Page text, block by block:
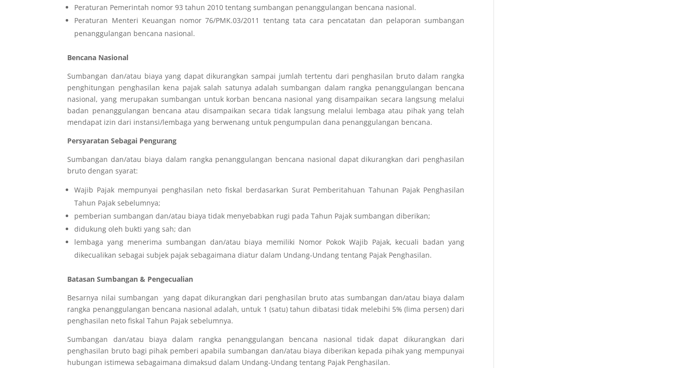
Peraturan Pemerintah nomor 93 tahun 2010 tentang sumbangan penanggulangan bencana nasional.
Peraturan Menteri Keuangan nomor 76/PMK.03/2011 tentang tata cara pencatatan dan pelaporan sumbangan
penanggulangan bencana nasional.
Bencana Nasional
Sumbangan dan/atau biaya yang dapat dikurangkan sampai jumlah tertentu dari penghasilan bruto dalam rangka
penghitungan penghasilan kena pajak salah satunya adalah sumbangan dalam rangka penanggulangan bencana
nasional, yang merupakan sumbangan untuk korban bencana nasional yang disampaikan secara langsung melalui
badan penanggulangan bencana atau disampaikan secara tidak langsung melalui lembaga atau pihak yang telah
mendapat izin dari instansi/lembaga yang berwenang untuk pengumpulan dana penanggulangan bencana.
Persyaratan Sebagai Pengurang
Sumbangan dan/atau biaya dalam rangka penanggulangan bencana nasional dapat dikurangkan dari penghasilan
bruto dengan syarat:
Wajib Pajak mempunyai penghasilan neto fiskal berdasarkan Surat Pemberitahuan Tahunan Pajak Penghasilan
Tahun Pajak sebelumnya;
pemberian sumbangan dan/atau biaya tidak menyebabkan rugi pada Tahun Pajak sumbangan diberikan;
didukung oleh bukti yang sah; dan
lembaga yang menerima sumbangan dan/atau biaya memiliki Nomor Pokok Wajib Pajak, kecuali badan yang
dikecualikan sebagai subjek pajak sebagaimana diatur dalam Undang-Undang tentang Pajak Penghasilan.
Batasan Sumbangan & Pengecualian
Besarnya nilai sumbangan yang dapat dikurangkan dari penghasilan bruto atas sumbangan dan/atau biaya dalam
rangka penanggulangan bencana nasional adalah, untuk 1 (satu) tahun dibatasi tidak melebihi 5% (lima persen) dari
penghasilan neto fiskal Tahun Pajak sebelumnya.
Sumbangan dan/atau biaya dalam rangka penanggulangan bencana nasional tidak dapat dikurangkan dari
penghasilan bruto bagi pihak pemberi apabila sumbangan dan/atau biaya diberikan kepada pihak yang mempunyai
hubungan istimewa sebagaimana dimaksud dalam Undang-Undang tentang Pajak Penghasilan.